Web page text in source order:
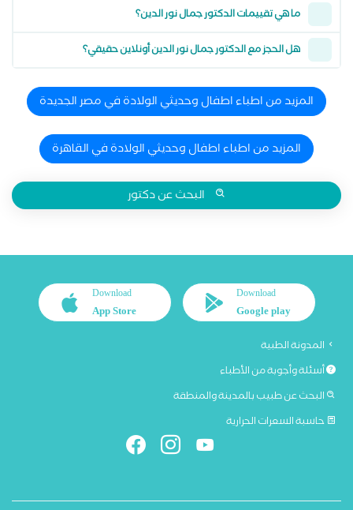
ما هي تقييمات الدكتور جمال نور الدين؟
هل الحجز مع الدكتور جمال نور الدين أونلاين حقيقي؟
المزيد من اطباء اطفال وحديثي الولادة في مصر الجديدة
المزيد من اطباء اطفال وحديثي الولادة في القاهرة
البحث عن دكتور
Download
Google play
Download
App Store
المدونة الطبية
أسئلة وأجوبة من الأطباء
البحث عن طبيب بالمدينة والمنطقة
حاسبة السعرات الحرارية